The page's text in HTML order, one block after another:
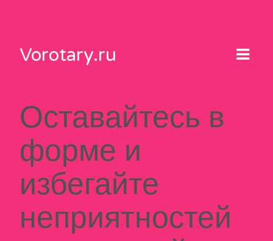
contentVorotary.ru
Оставайтесь в
форме и
избегайте
неприятностей